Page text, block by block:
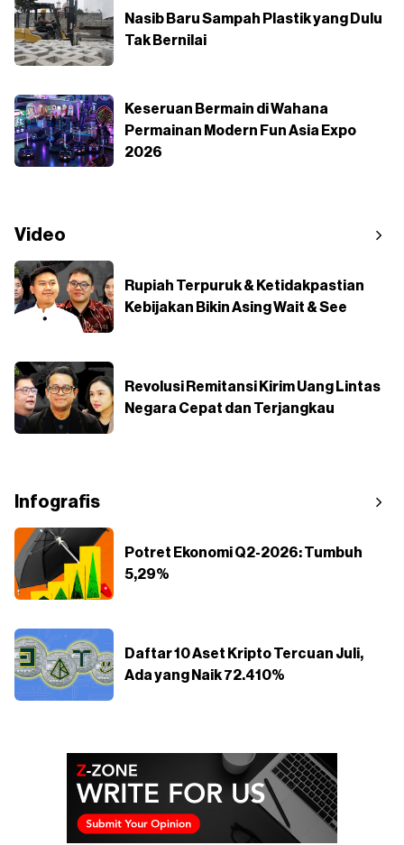
Nasib Baru Sampah Plastik yang Dulu
Tak Bernilai
Keseruan Bermain di Wahana
Permainan Modern Fun Asia Expo
2026
Video
Rupiah Terpuruk & Ketidakpastian
Kebijakan Bikin Asing Wait & See
Revolusi Remitansi Kirim Uang Lintas
Negara Cepat dan Terjangkau
Infografis
Potret Ekonomi Q2-2026: Tumbuh
5,29%
Daftar 10 Aset Kripto Tercuan Juli,
Ada yang Naik 72.410%